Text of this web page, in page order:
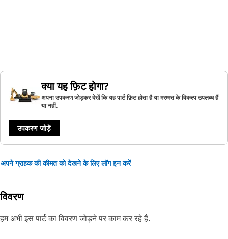
क्या यह फ़िट होगा?
अपना उपकरण जोड़कर देखें कि यह पार्ट फ़िट होता है या मरम्मत के विकल्प उपलब्ध हैं
या नहीं.
उपकरण जोड़ें
अपने ग्राहक की कीमत को देखने के लिए लॉग इन करें
विवरण
हम अभी इस पार्ट का विवरण जोड़ने पर काम कर रहे हैं.